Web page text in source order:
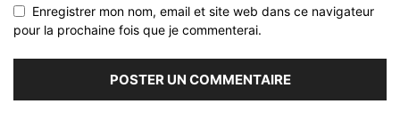
Enregistrer mon nom, email et site web dans ce navigateur
pour la prochaine fois que je commenterai.